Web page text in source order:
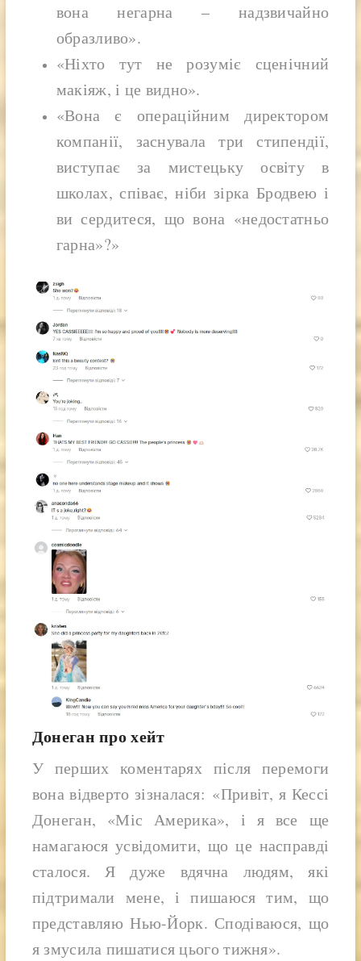
вона негарна – надзвичайно
образливо».
«Ніхто тут не розуміє сценічний
макіяж, і це видно».
«Вона є операційним директором
компанії, заснувала три стипендії,
виступає за мистецьку освіту в
школах, співає, ніби зірка Бродвею і
ви сердитеся, що вона «недостатньо
гарна»?»
Донеган про хейт
У перших коментарях після перемоги
вона відверто зізналася: «Привіт, я Кессі
Донеган, «Міс Америка», і я все ще
намагаюся усвідомити, що це насправді
сталося. Я дуже вдячна людям, які
підтримали мене, і пишаюся тим, що
представляю Нью-Йорк. Сподіваюся, що
я змусила пишатися цього тижня».